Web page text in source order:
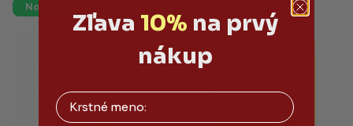
Novinka
Zľava 10% na prvý
nákup